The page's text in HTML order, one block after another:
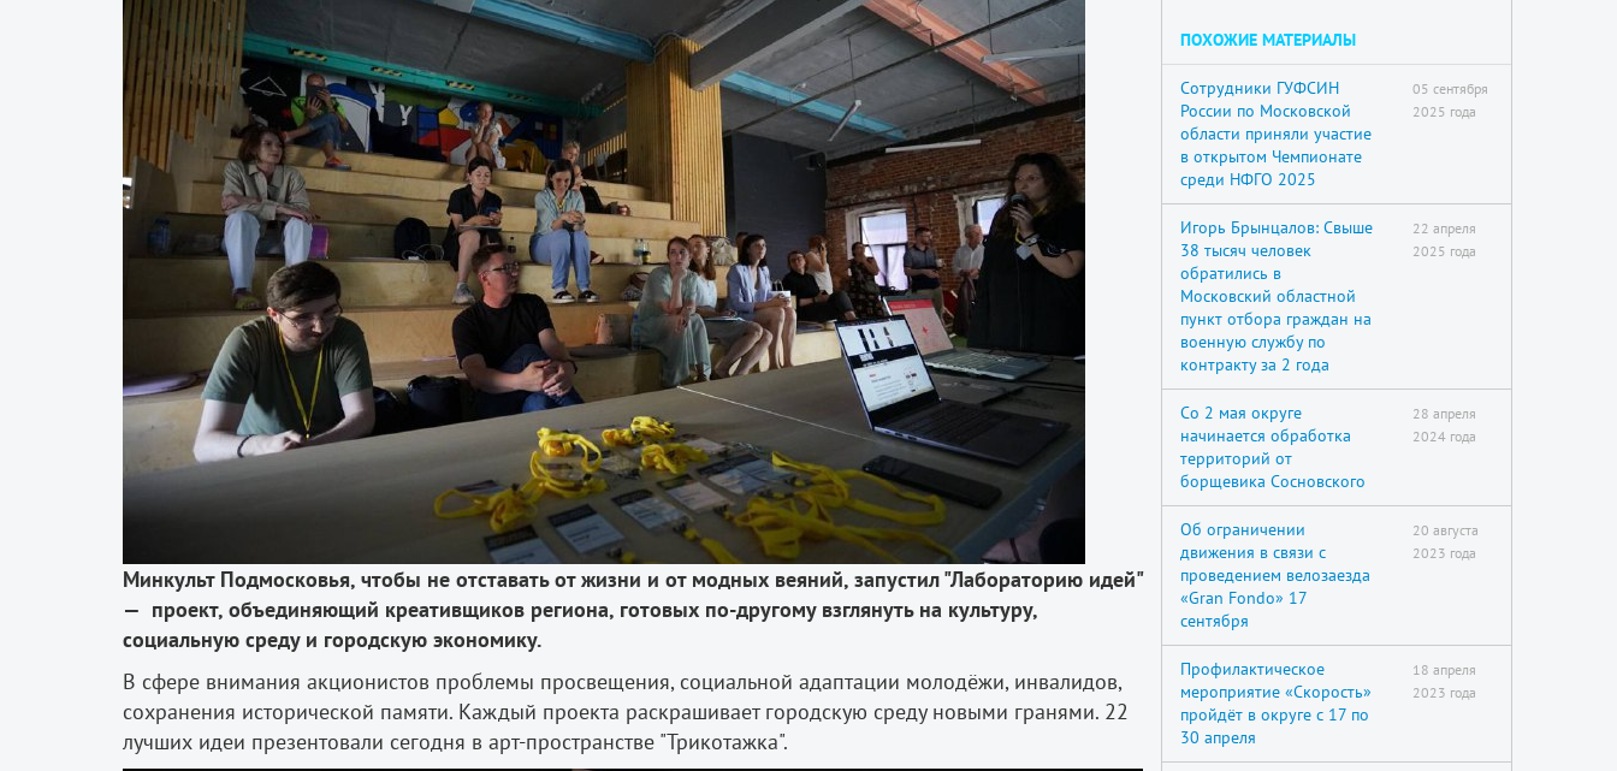
Минкульт Подмосковья, чтобы не отставать от жизни и от модных веяний, запустил "Лабораторию идей"
— проект, объединяющий креативщиков региона, готовых по-другому взглянуть на культуру,
социальную среду и городскую экономику.
В сфере внимания акционистов проблемы просвещения, социальной адаптации молодёжи, инвалидов,
сохранения исторической памяти. Каждый проекта раскрашивает городскую среду новыми гранями. 22
лучших идеи презентовали сегодня в арт-пространстве "Трикотажка".
ПОХОЖИЕ МАТЕРИАЛЫ
Сотрудники ГУФСИН
России по Московской
области приняли участие
в открытом Чемпионате
среди НФГО 2025
05 сентября
2025 года
Игорь Брынцалов: Свыше
38 тысяч человек
обратились в
Московский областной
пункт отбора граждан на
военную службу по
контракту за 2 года
22 апреля
2025 года
Со 2 мая округе
начинается обработка
территорий от
борщевика Сосновского
28 апреля
2024 года
Об ограничении
движения в связи с
проведением велозаезда
«Gran Fondo» 17
сентября
20 августа
2023 года
Профилактическое
мероприятие «Скорость»
пройдёт в округе с 17 по
30 апреля
18 апреля
2023 года